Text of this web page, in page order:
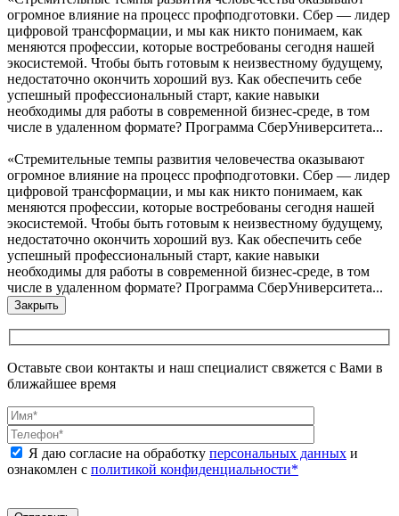
огромное влияние на процесс профподготовки. Сбер — лидер
цифровой трансформации, и мы как никто понимаем, как
меняются профессии, которые востребованы сегодня нашей
экосистемой. Чтобы быть готовым к неизвестному будущему,
недостаточно окончить хороший вуз. Как обеспечить себе
успешный профессиональный старт, какие навыки
необходимы для работы в современной бизнес-среде, в том
числе в удаленном формате? Программа СберУниверситета...
«Стремительные темпы развития человечества оказывают
огромное влияние на процесс профподготовки. Сбер — лидер
цифровой трансформации, и мы как никто понимаем, как
меняются профессии, которые востребованы сегодня нашей
экосистемой. Чтобы быть готовым к неизвестному будущему,
недостаточно окончить хороший вуз. Как обеспечить себе
успешный профессиональный старт, какие навыки
необходимы для работы в современной бизнес-среде, в том
числе в удаленном формате? Программа СберУниверситета...
Закрыть
Оставьте свои контакты и наш специалист свяжется с Вами в
ближайшее время
Я даю согласие на обработку персональных данных и
ознакомлен с политикой конфиденциальности*